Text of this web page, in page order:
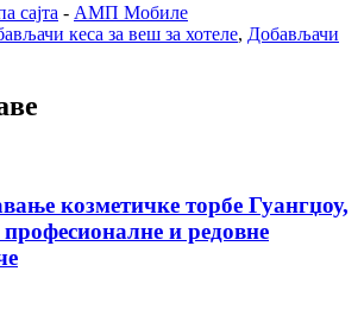
сајта - АМП Мобиле
кеса за веш за хотеле, Добављачи
козметичке торбе Гуангџоу,
и редовне